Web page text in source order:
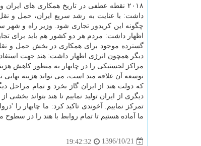
۲۰۱۸ نقطه عطفی در تاریخ همكاری های
داشت: با عنایت به رشد سریع ایران، حمل و
چگونه این كریدور تجاری شود. وزیر راه و شهر
اظهار داشت: مردم هر دو كشور هم باید برای
گسترده موجود برای همكاری در بخش حمل و نقل
دیگر همچون انرژی اظهار داشت: هند جهت
مراكز لجستیكی را در چابهار به منظور كاهش
توسعه آن علاقه مند است، می تواند هزینه نهایی
كه دولت هند از ایران گاز بخرد و تمام مراحل
دیگری از ایران تولید نماییم تا هند بتواند
تمركز نماییم. آخوندی تاكید كرد: ما چابهار را
ما آماده هستیم تا تمام روابط با هند را در
1396/10/21
19:42:32